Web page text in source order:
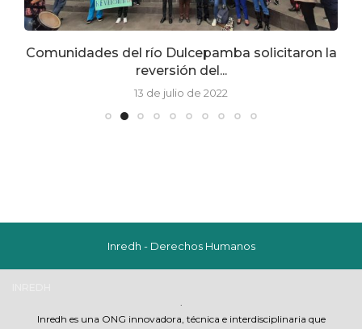
Comunidades del río Dulcepamba solicitaron la
reversión del...
13 de julio de 2022
Inredh - Derechos Humanos
.
Inredh es una ONG innovadora, técnica e interdisciplinaria que